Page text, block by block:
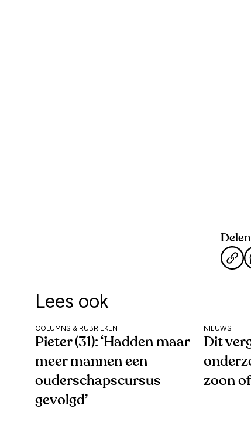
Lees ook
COLUMNS & RUBRIEKEN
Pieter (31): ‘Hadden maar
meer mannen een
ouderschapscursus
gevolgd’
NIEUWS
Dit
zoon